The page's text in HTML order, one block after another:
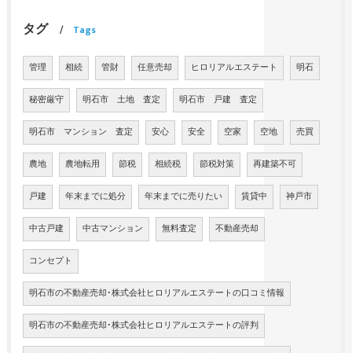
タグ Tags
管理 相続 管財 任意売却 ヒロリアルエステート 明石
秘密厳守 明石市 土地 査定 明石市 戸建 査定
明石市 マンション 査定 安心 安全 空家 空地 売買
農地 農地転用 節税 相続税 節税対策 再建築不可
戸建 年末までに処分 年末までに売りたい 賃貸中 神戸市
中古戸建 中古マンション 無料査定 不動産売却
コンセプト
明石市の不動産売却･株式会社ヒロリアルエステートの口コミ情報
明石市の不動産売却･株式会社ヒロリアルエステートの評判